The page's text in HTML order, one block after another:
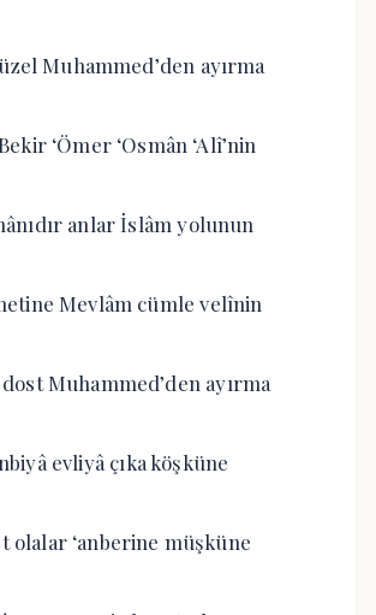
Muhammed’den ayırma
‘Ömer ‘Osmân ‘Alî’nin
anlar İslâm yolunun
Mevlâm cümle velînin
Muhammed’den ayırma
evliyâ çıka köşküne
olalar ‘anberine müşküne